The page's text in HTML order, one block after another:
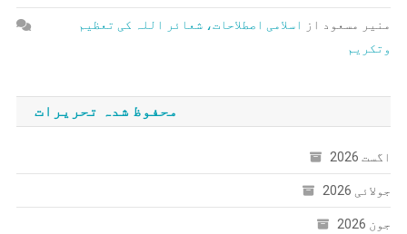
منیر مسعود از
اسلامی اصطلاحات، شعائر اللہ کی تعظیم
وتکریم
محفوظ شدہ تحریرات
اگست 2026
جولائی 2026
جون 2026